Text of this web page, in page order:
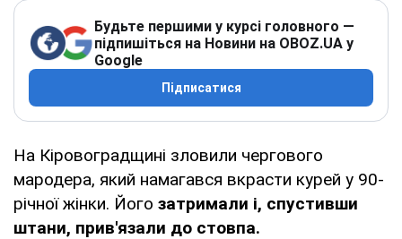
Будьте першими у курсі головного —
підпишіться на Новини на OBOZ.UA у
Google
Підписатися
На Кіровоградщині зловили чергового
мародера, який намагався вкрасти курей у 90-
річної жінки. Його затримали і, спустивши
штани, прив'язали до стовпа.